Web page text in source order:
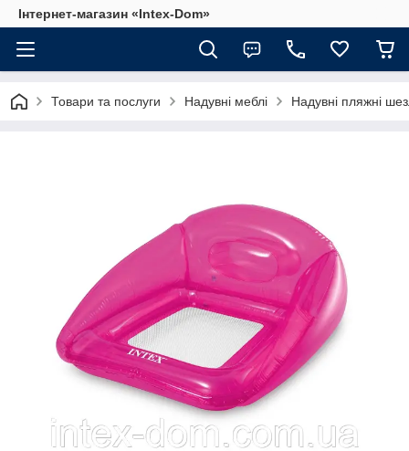
Інтернет-магазин «Intex-Dom»
Товари та послуги Надувні меблі Надувні пляжні